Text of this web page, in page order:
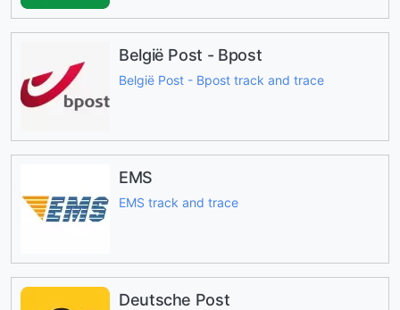
België Post - Bpost
België Post - Bpost track and trace
EMS
EMS track and trace
Deutsche Post